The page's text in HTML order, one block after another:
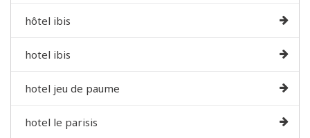
hôtel ibis
hotel ibis
hotel jeu de paume
hotel le parisis